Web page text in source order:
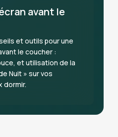
avant le
et outils pour une
le coucher :
et utilisation de la
Nuit » sur vos
dormir.